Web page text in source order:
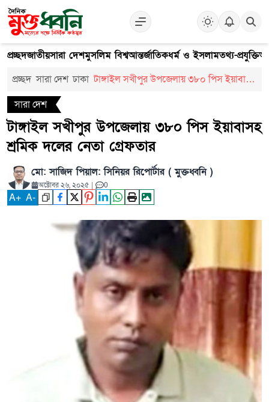
প্রচ্ছদজাতীয়সারা দেশমুসলিম বিশ্বআন্তর্জাতিকধর্ম ও ইসলামতথ্য-প্রযুক্তি
প্রচ্ছদ সারা দেশ ঢাকা টাঙ্গাইল সখীপুর উপজেলায় ৩৮০ পিস ইয়াবাসহ
সারা দেশ
টাঙ্গাইল সখীপুর উপজেলায় ৩৮০ পিস ইয়াবাসহ
শ্রমিক দলের নেতা গ্রেফতার
মো: সাজিদ পিয়াল: সিনিয়র রিপোর্টার ( মুক্তধ্বনি )
অক্টোবর ২৬, ২০২৫ | 0
A+ A-